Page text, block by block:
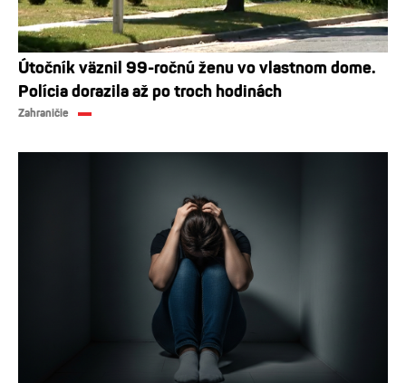
Útočník väznil 99-ročnú ženu vo vlastnom dome.
Polícia dorazila až po troch hodinách
Zahraničie